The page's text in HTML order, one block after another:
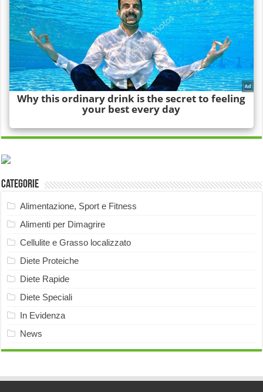
Categorie
Alimentazione, Sport e Fitness
Alimenti per Dimagrire
Cellulite e Grasso localizzato
Diete Proteiche
Diete Rapide
Diete Speciali
In Evidenza
News